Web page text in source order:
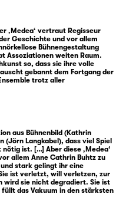
‚Medea‘ vertraut Regisseur
Geschichte und vor allem
Bühnengestaltung
Assoziationen weiten Raum.
so, dass sie ihre volle
gebannt dem Fortgang der
trotz aller
aus Bühnenbild (Kathrin
(Jörn Langkabel), dass viel Spiel
ist. […] Aber diese ‚Medea‘
allem Anne Cathrin Buhtz zu
stark gelingt ihr eine
ist verletzt, will verletzen, zur
wird sie nicht degradiert. Sie ist
das Vakuum in den stärksten